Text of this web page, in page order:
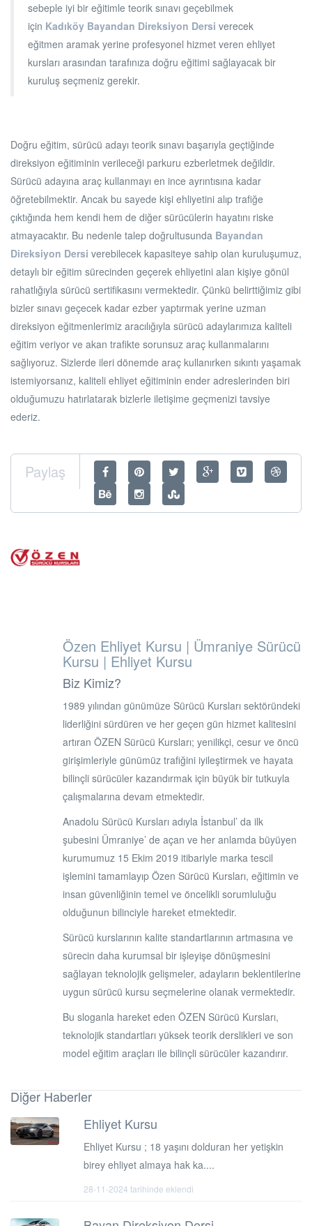
sebeple iyi bir eğitimle teorik sınavı geçebilmek
için Kadıköy Bayandan Direksiyon Dersi verecek
eğitmen aramak yerine profesyonel hizmet veren ehliyet
kursları arasından tarafınıza doğru eğitimi sağlayacak bir
kuruluş seçmeniz gerekir.
Doğru eğitim, sürücü adayı teorik sınavı başarıyla geçtiğinde
direksiyon eğitiminin verileceği parkuru ezberletmek değildir.
Sürücü adayına araç kullanmayı en ince ayrıntısına kadar
öğretebilmektir. Ancak bu sayede kişi ehliyetini alıp trafiğe
çıktığında hem kendi hem de diğer sürücülerin hayatını riske
atmayacaktır. Bu nedenle talep doğrultusunda Bayandan
Direksiyon Dersi verebilecek kapasiteye sahip olan kuruluşumuz,
detaylı bir eğitim sürecinden geçerek ehliyetini alan kişiye gönül
rahatlığıyla sürücü sertifikasını vermektedir. Çünkü belirttiğimiz gibi
bizler sınavı geçecek kadar ezber yaptırmak yerine uzman
direksiyon eğitmenlerimiz aracılığıyla sürücü adaylarımıza kaliteli
eğitim veriyor ve akan trafikte sorunsuz araç kullanmalarını
sağlıyoruz. Sizlerde ileri dönemde araç kullanırken sıkıntı yaşamak
istemiyorsanız, kaliteli ehliyet eğitiminin ender adreslerinden biri
olduğumuzu hatırlatarak bizlerle iletişime geçmenizi tavsiye
ederiz.
Paylaş
Özen Ehliyet Kursu | Ümraniye Sürücü
Kursu | Ehliyet Kursu
Biz Kimiz?
1989 yılından günümüze Sürücü Kursları sektöründeki
liderliğini sürdüren ve her geçen gün hizmet kalitesini
artıran ÖZEN Sürücü Kursları; yenilikçi, cesur ve öncü
girişimleriyle günümüz trafiğini iyileştirmek ve hayata
bilinçli sürücüler kazandırmak için büyük bir tutkuyla
çalışmalarına devam etmektedir.
Anadolu Sürücü Kursları adıyla İstanbul’ da ilk
şubesini Ümraniye’ de açan ve her anlamda büyüyen
kurumumuz 15 Ekim 2019 itibariyle marka tescil
işlemini tamamlayıp Özen Sürücü Kursları, eğitimin ve
insan güvenliğinin temel ve öncelikli sorumluluğu
olduğunun bilinciyle hareket etmektedir.
Sürücü kurslarının kalite standartlarının artmasına ve
sürecin daha kurumsal bir işleyişe dönüşmesini
sağlayan teknolojik gelişmeler, adayların beklentilerine
uygun sürücü kursu seçmelerine olanak vermektedir.
Bu sloganla hareket eden ÖZEN Sürücü Kursları,
teknolojik standartları yüksek teorik derslikleri ve son
model eğitim araçları ile bilinçli sürücüler kazandırır.
Diğer Haberler
Ehliyet Kursu
Ehliyet Kursu ; 18 yaşını dolduran her yetişkin
birey ehliyet almaya hak ka....
28-11-2024 tarihinde eklendi